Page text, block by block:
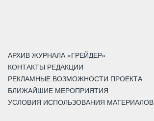
АРХИВ ЖУРНАЛА «ГРЕЙДЕР»
КОНТАКТЫ РЕДАКЦИИ
РЕКЛАМНЫЕ ВОЗМОЖНОСТИ ПРОЕКТА
БЛИЖАЙШИЕ МЕРОПРИЯТИЯ
УСЛОВИЯ ИСПОЛЬЗОВАНИЯ МАТЕРИАЛОВ